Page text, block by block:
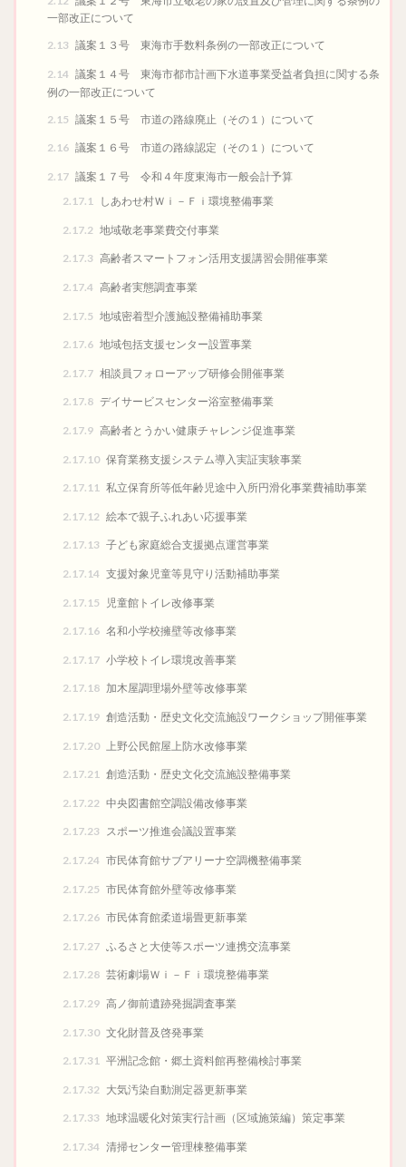
一部改正について
2.13 議案１３号 東海市手数料条例の一部改正について
2.14 議案１４号 東海市都市計画下水道事業受益者負担に関する条
例の一部改正について
2.15 議案１５号 市道の路線廃止（その１）について
2.16 議案１６号 市道の路線認定（その１）について
2.17 議案１７号 令和４年度東海市一般会計予算
2.17.1 しあわせ村Ｗｉ－Ｆｉ環境整備事業
2.17.2 地域敬老事業費交付事業
2.17.3 高齢者スマートフォン活用支援講習会開催事業
2.17.4 高齢者実態調査事業
2.17.5 地域密着型介護施設整備補助事業
2.17.6 地域包括支援センター設置事業
2.17.7 相談員フォローアップ研修会開催事業
2.17.8 デイサービスセンター浴室整備事業
2.17.9 高齢者とうかい健康チャレンジ促進事業
2.17.10 保育業務支援システム導入実証実験事業
2.17.11 私立保育所等低年齢児途中入所円滑化事業費補助事業
2.17.12 絵本で親子ふれあい応援事業
2.17.13 子ども家庭総合支援拠点運営事業
2.17.14 支援対象児童等見守り活動補助事業
2.17.15 児童館トイレ改修事業
2.17.16 名和小学校擁壁等改修事業
2.17.17 小学校トイレ環境改善事業
2.17.18 加木屋調理場外壁等改修事業
2.17.19 創造活動・歴史文化交流施設ワークショップ開催事業
2.17.20 上野公民館屋上防水改修事業
2.17.21 創造活動・歴史文化交流施設整備事業
2.17.22 中央図書館空調設備改修事業
2.17.23 スポーツ推進会議設置事業
2.17.24 市民体育館サブアリーナ空調機整備事業
2.17.25 市民体育館外壁等改修事業
2.17.26 市民体育館柔道場畳更新事業
2.17.27 ふるさと大使等スポーツ連携交流事業
2.17.28 芸術劇場Ｗｉ－Ｆｉ環境整備事業
2.17.29 高ノ御前遺跡発掘調査事業
2.17.30 文化財普及啓発事業
2.17.31 平洲記念館・郷土資料館再整備検討事業
2.17.32 大気汚染自動測定器更新事業
2.17.33 地球温暖化対策実行計画（区域施策編）策定事業
2.17.34 清掃センター管理棟整備事業